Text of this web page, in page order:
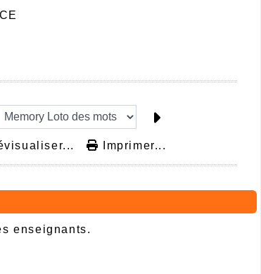
Imprimer...
enseignants.